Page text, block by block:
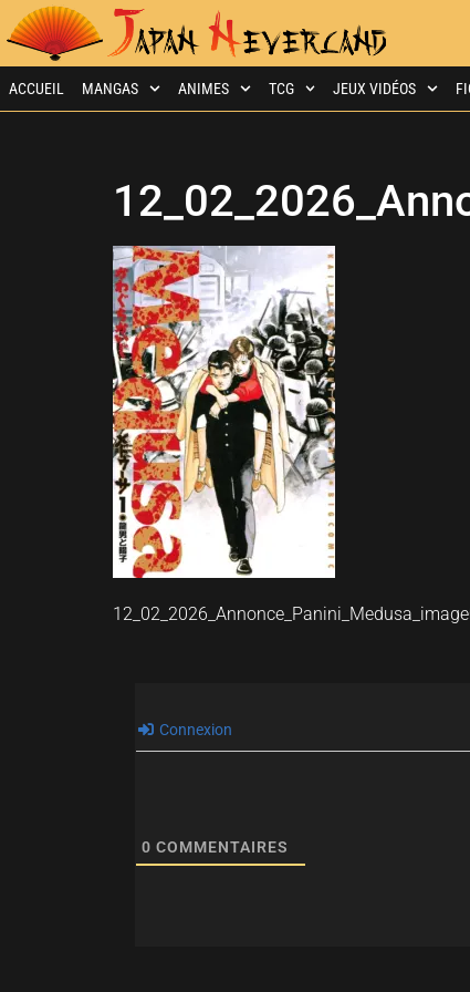
ACCUEIL MANGAS ANIMES TCG JEUX VIDÉOS
Connexion
0 COMMENTAIRES